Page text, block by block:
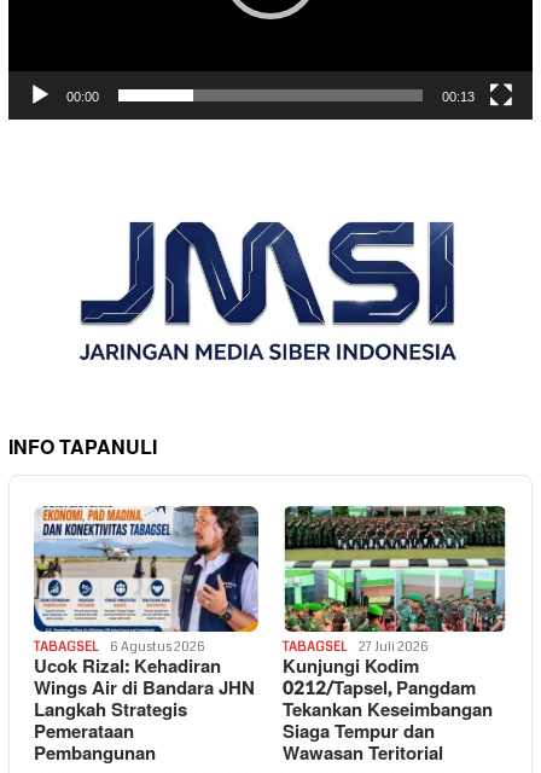
00:00 00:13
INFO TAPANULI
TABAGSEL 6 Agustus 2026
Ucok Rizal: Kehadiran
Wings Air di Bandara JHN
Langkah Strategis
Pemerataan
Pembangunan
TABAGSEL 27 Juli 2026
Kunjungi Kodim
0212/Tapsel, Pangdam
Tekankan Keseimbangan
Siaga Tempur dan
Wawasan Teritorial